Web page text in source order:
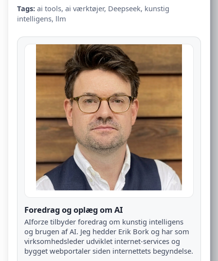
Tags: ai tools, ai værktøjer, Deepseek, kunstig
intelligens, llm
Foredrag og oplæg om AI
AIforze tilbyder foredrag om kunstig intelligens
og brugen af AI. Jeg hedder Erik Bork og har som
virksomhedsleder udviklet internet-services og
bygget webportaler siden internettets begyndelse.